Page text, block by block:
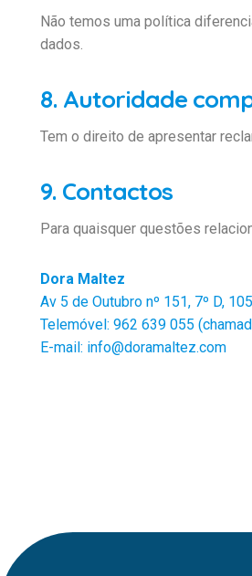
Não temos uma política
dados.
8. Autoridade
Tem o direito de apresentar
9. Contactos
Para quaisquer questões
Dora Maltez
Av 5 de Outubro nº 151, 7º D,
Telemóvel: 962 639 055
E-mail: info@doramaltez.com